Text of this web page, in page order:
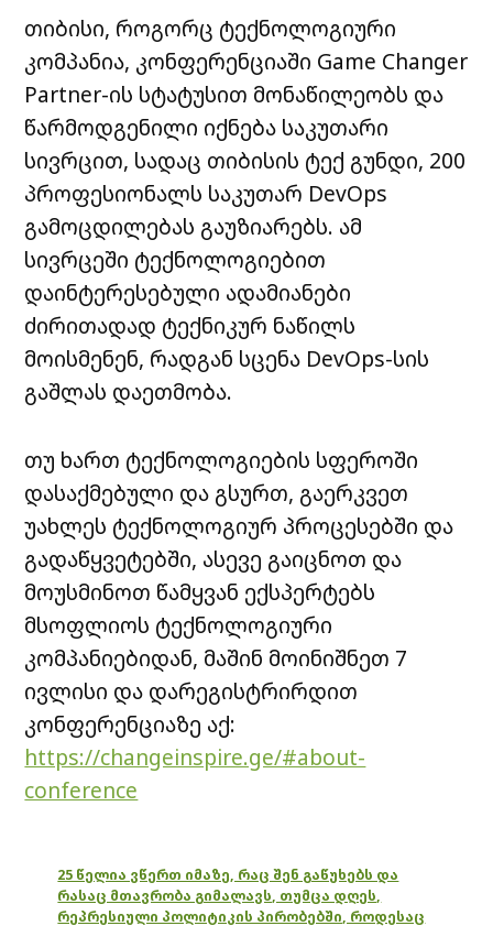
თიბისი, როგორც ტექნოლოგიური
კომპანია, კონფერენციაში Game Changer
Partner-ის სტატუსით მონაწილეობს და
წარმოდგენილი იქნება საკუთარი
სივრცით, სადაც თიბისის ტექ გუნდი, 200
პროფესიონალს საკუთარ DevOps
გამოცდილებას გაუზიარებს. ამ
სივრცეში ტექნოლოგიებით
დაინტერესებული ადამიანები
ძირითადად ტექნიკურ ნაწილს
მოისმენენ, რადგან სცენა DevOps-სის
გაშლას დაეთმობა.
თუ ხართ ტექნოლოგიების სფეროში
დასაქმებული და გსურთ, გაერკვეთ
უახლეს ტექნოლოგიურ პროცესებში და
გადაწყვეტებში, ასევე გაიცნოთ და
მოუსმინოთ წამყვან ექსპერტებს
მსოფლიოს ტექნოლოგიური
კომპანიებიდან, მაშინ მოინიშნეთ 7
ივლისი და დარეგისტრირდით
კონფერენციაზე აქ:
https://changeinspire.ge/#about-
conference
25 წელია ვწერთ იმაზე, რაც შენ გაწუხებს და
რასაც მთავრობა გიმალავს, თუმცა დღეს,
რეპრესიული პოლიტიკის პირობებში, როდესაც